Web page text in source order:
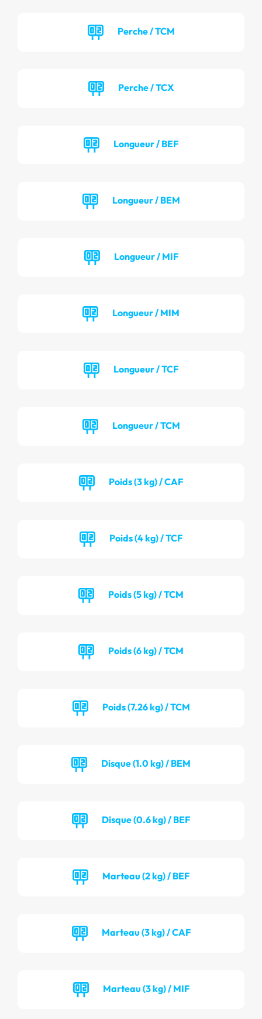
Perche / TCM
Perche / TCX
Longueur / BEF
Longueur / BEM
Longueur / MIF
Longueur / MIM
Longueur / TCF
Longueur / TCM
Poids (3 kg) / CAF
Poids (4 kg) / TCF
Poids (5 kg) / TCM
Poids (6 kg) / TCM
Poids (7.26 kg) / TCM
Disque (1.0 kg) / BEM
Disque (0.6 kg) / BEF
Marteau (2 kg) / BEF
Marteau (3 kg) / CAF
Marteau (3 kg) / MIF